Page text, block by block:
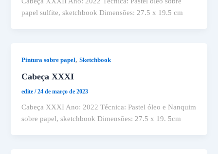
papel sulfite, sketchbook Dimensões: 27.5 x 19.5 cm
Pintura sobre papel,Sketchbook
Cabeça XXXI
edite/24 de março de 2023
Cabeça XXXI Ano: 2022 Técnica: Pastel óleo e Nanquim
sobre papel, sketchbook Dimensões: 27.5 x 19. 5cm